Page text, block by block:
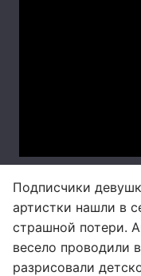
Подписчики
артистки нашли в
страшной потери.
весело проводили
разрисовали